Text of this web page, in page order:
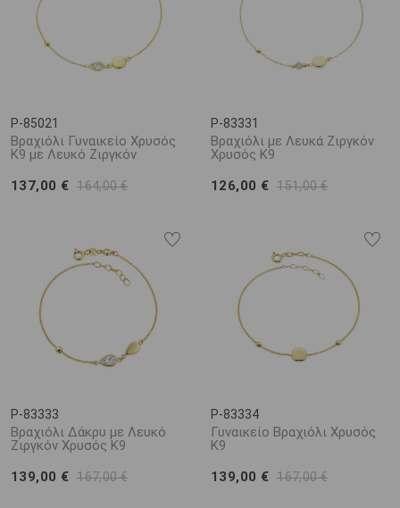
P-85021
Βραχιόλι Γυναικείο Χρυσός
K9 με Λευκό Ζιργκόν
137,00 € 164,00 €
P-83331
Βραχιόλι με Λευκά Ζιργκόν
Χρυσός K9
126,00 € 151,00 €
P-83333
Βραχιόλι Δάκρυ με Λευκό
Ζιργκόν Χρυσός K9
139,00 € 167,00 €
P-83334
Γυναικείο Βραχιόλι Χρυσός
Κ9
139,00 € 167,00 €